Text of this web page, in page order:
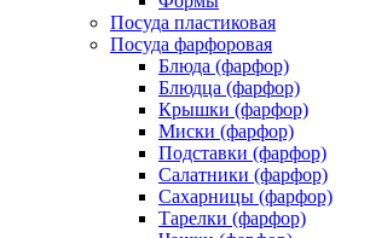
Посуда пластиковая
Посуда фарфоровая
Блюда (фарфор)
Блюдца (фарфор)
Крышки (фарфор)
Миски (фарфор)
Подставки (фарфор)
Салатники (фарфор)
Сахарницы (фарфор)
Тарелки (фарфор)